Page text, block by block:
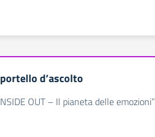
d’ascolto
OUT – Il pianeta delle emozioni”